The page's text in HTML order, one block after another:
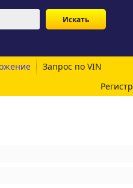
Запрос по VIN